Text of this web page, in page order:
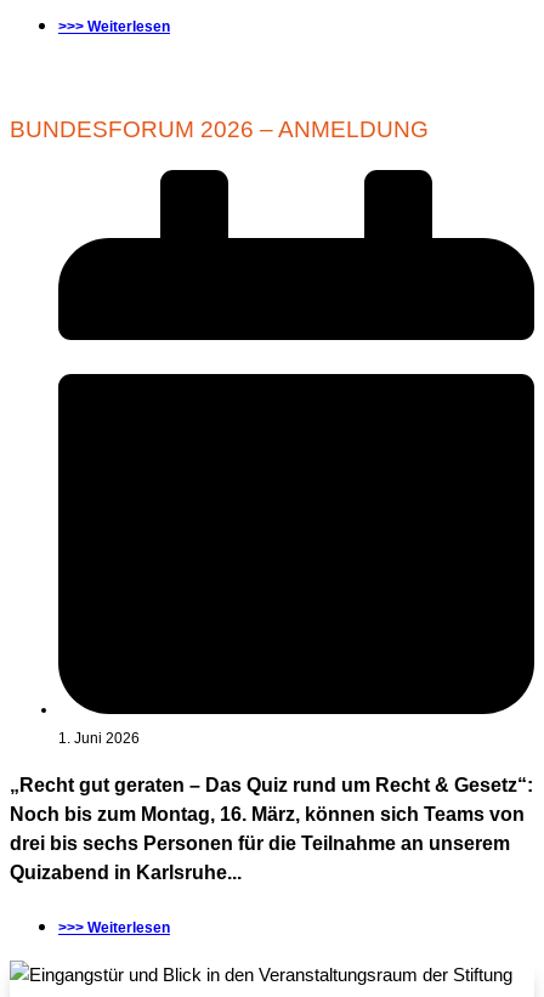
>>> Weiterlesen
BUNDESFORUM 2026 – ANMELDUNG
1. Juni 2026
„Recht gut geraten – Das Quiz rund um Recht & Gesetz“:
Noch bis zum Montag, 16. März, können sich Teams von
drei bis sechs Personen für die Teilnahme an unserem
Quizabend in Karlsruhe...
>>> Weiterlesen